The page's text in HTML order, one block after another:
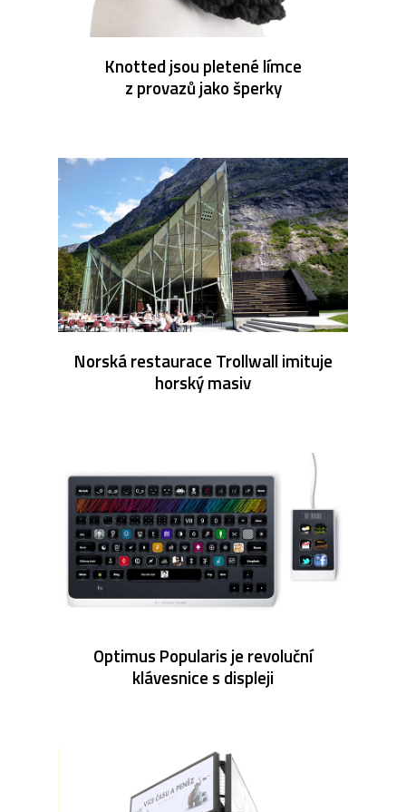
Knotted jsou pletené límce
z provazů jako šperky
Norská restaurace Trollwall imituje
horský masiv
Optimus Popularis je revoluční
klávesnice s displeji